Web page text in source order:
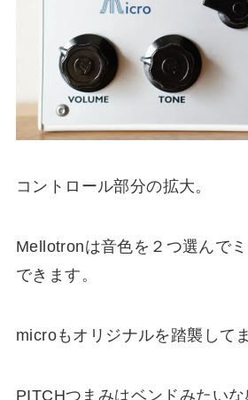
コントロール部分の拡大。
Mellotronは音色を２つ選んで
できます。
microもオリジナルを踏襲してま
PITCHつまみはベンドみたいな